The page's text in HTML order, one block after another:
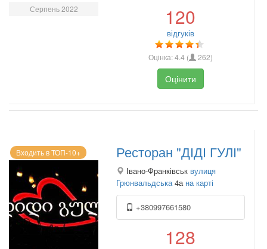
Серпень 2022 120
відгуків
Оцінка:4.4 ( 262)
Оцінити
Входить в ТОП-10+ Ресторан "ДІДІ ГУЛІ"
Івано-Франківськ вулиця
Грюнвальдська4а на карті
+380997661580
128